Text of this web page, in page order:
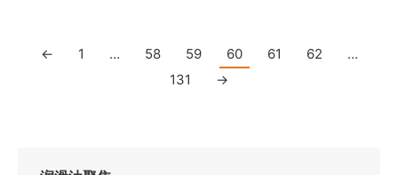
← 1 … 58 59 60 61 62
…
131
→